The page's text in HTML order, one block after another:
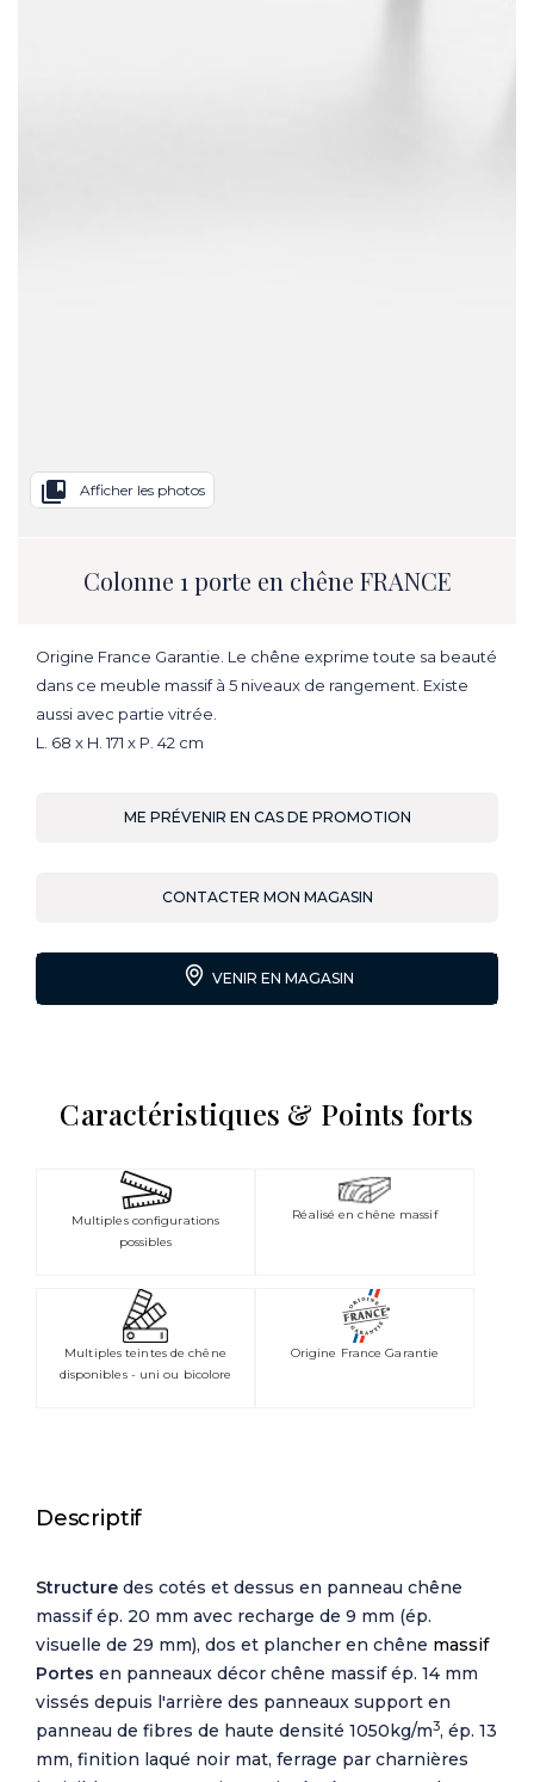
collections_bookmark Afficher les photos
Colonne 1 porte en chêne FRANCE
Origine France Garantie. Le chêne exprime toute sa beauté
dans ce meuble massif à 5 niveaux de rangement. Existe
aussi avec partie vitrée.
L. 68 x H. 171 x P. 42 cm
ME PRÉVENIR EN CAS DE PROMOTION
CONTACTER MON MAGASIN
VENIR EN MAGASIN
Caractéristiques & Points forts
Multiples configurations
possibles
Réalisé en chêne massif
Multiples teintes de chêne
disponibles - uni ou bicolore
Origine France Garantie
Descriptif
Structure des cotés et dessus en panneau chêne
massif ép. 20 mm avec recharge de 9 mm (ép.
visuelle de 29 mm), dos et plancher en chêne massif
Portes en panneaux décor chêne massif ép. 14 mm
vissés depuis l'arrière des panneaux support en
panneau de fibres de haute densité 1050kg/m3, ép. 13
mm, finition laqué noir mat, ferrage par charnières